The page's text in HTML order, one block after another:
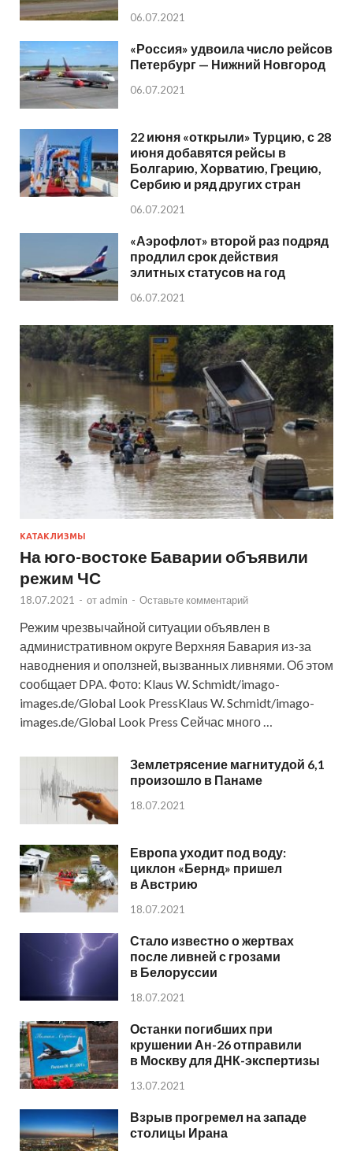
06.07.2021
«Россия» удвоила число рейсов
Петербург — Нижний Новгород
06.07.2021
22 июня «открыли» Турцию, с 28
июня добавятся рейсы в
Болгарию, Хорватию, Грецию,
Сербию и ряд других стран
06.07.2021
«Аэрофлот» второй раз подряд
продлил срок действия
элитных статусов на год
06.07.2021
КАТАКЛИЗМЫ
На юго-востоке Баварии объявили
режим ЧС
18.07.2021 - от admin - Оставьте комментарий
Режим чрезвычайной ситуации объявлен в
административном округе Верхняя Бавария из-за
наводнения и оползней, вызванных ливнями. Об этом
сообщает DPA. Фото: Klaus W. Schmidt/imago-
images.de/Global Look PressKlaus W. Schmidt/imago-
images.de/Global Look Press Сейчас много …
Землетрясение магнитудой 6,1
произошло в Панаме
18.07.2021
Европа уходит под воду:
циклон «Бернд» пришел
в Австрию
18.07.2021
Стало известно о жертвах
после ливней с грозами
в Белоруссии
18.07.2021
Останки погибших при
крушении Ан-26 отправили
в Москву для ДНК-экспертизы
13.07.2021
Взрыв прогремел на западе
столицы Ирана